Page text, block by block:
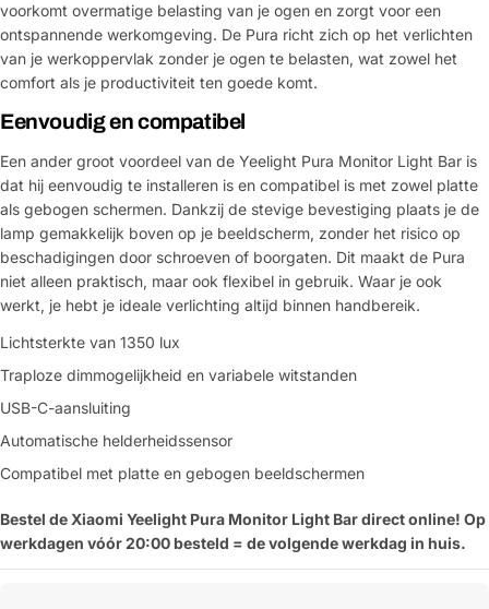
voorkomt overmatige belasting van je ogen en zorgt voor een
ontspannende werkomgeving. De Pura richt zich op het verlichten
van je werkoppervlak zonder je ogen te belasten, wat zowel het
comfort als je productiviteit ten goede komt.
Eenvoudig en compatibel
Een ander groot voordeel van de Yeelight Pura Monitor Light Bar is
dat hij eenvoudig te installeren is en compatibel is met zowel platte
als gebogen schermen. Dankzij de stevige bevestiging plaats je de
lamp gemakkelijk boven op je beeldscherm, zonder het risico op
beschadigingen door schroeven of boorgaten. Dit maakt de Pura
niet alleen praktisch, maar ook flexibel in gebruik. Waar je ook
werkt, je hebt je ideale verlichting altijd binnen handbereik.
Lichtsterkte van 1350 lux
Traploze dimmogelijkheid en variabele witstanden
USB-C-aansluiting
Automatische helderheidssensor
Compatibel met platte en gebogen beeldschermen
Bestel de Xiaomi Yeelight Pura Monitor Light Bar direct online! Op
werkdagen vóór 20:00 besteld = de volgende werkdag in huis.